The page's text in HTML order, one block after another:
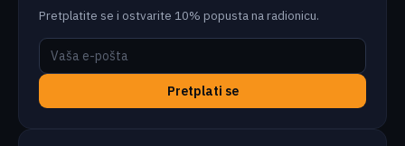
Pretplatite se i ostvarite 10% popusta na radionicu.
Pretplati se